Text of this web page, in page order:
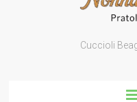
Cuccioli